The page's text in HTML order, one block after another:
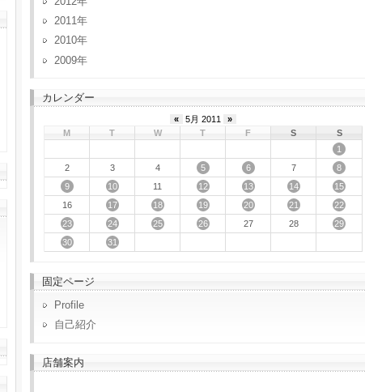
2011
2010
2009
カレンダー
« 5月 2011
»
M
T W T F S
S
1
2
3 4 5 6 7
8
9
10 11 12 13 14
15
16
17 18 19 20 21
22
23
24 25 26 27 28
29
30
31
固定ページ
Profile
自己紹介
店舗案内